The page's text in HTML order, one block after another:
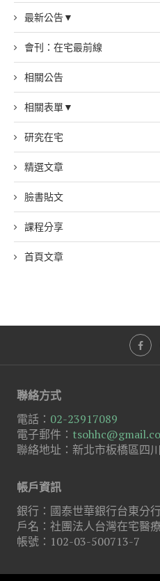
最新公告▼
會刊：在宅最前線
相關公告
相關表單▼
研究在宅
精選文章
臉書貼文
課程分享
首頁文章
聯絡方式
電話： 02-23917089
電子郵件：
聯絡地址：新北市板橋區四
帳戶資訊
銀行：國泰世華銀行台東分
戶名：社團法人台灣在宅醫
帳號：102-03-500713-7